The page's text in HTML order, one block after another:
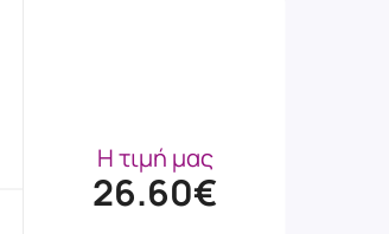
Η τιμή μας
26.60€